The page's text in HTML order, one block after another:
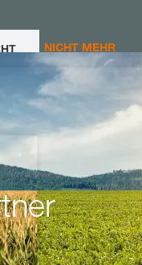
NICHT MEHR
FRAGEN